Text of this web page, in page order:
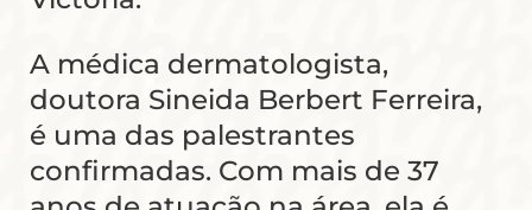
A médica dermatologista,
doutora Sineida Berbert Ferreira,
é uma das palestrantes
confirmadas. Com mais de 37